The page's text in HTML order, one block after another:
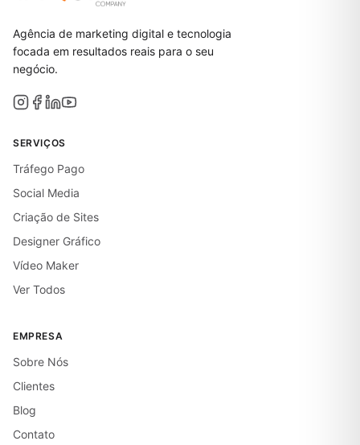
Agência de marketing digital e tecnologia
focada em resultados reais para o seu
negócio.
SERVIÇOS
Tráfego Pago
Social Media
Criação de Sites
Designer Gráfico
Vídeo Maker
Ver Todos
EMPRESA
Sobre Nós
Clientes
Blog
Contato